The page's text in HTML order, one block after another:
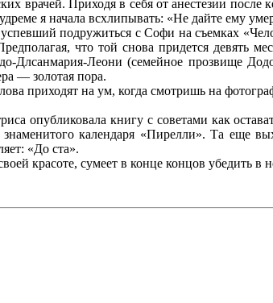
врачей. Приходя в себя от анестезии
я начала всхлипывать: «Не дайте ему
подружиться с Софи на съемках
что той снова придется девять
Длсанмария-Леони (семейное прозвище
— золотая пора.
приходят на ум, когда смотришь на
опубликовала книгу с советами как
календаря «Пирелли». Та еще
«До ста».
красоте, сумеет в конце концов убедить в